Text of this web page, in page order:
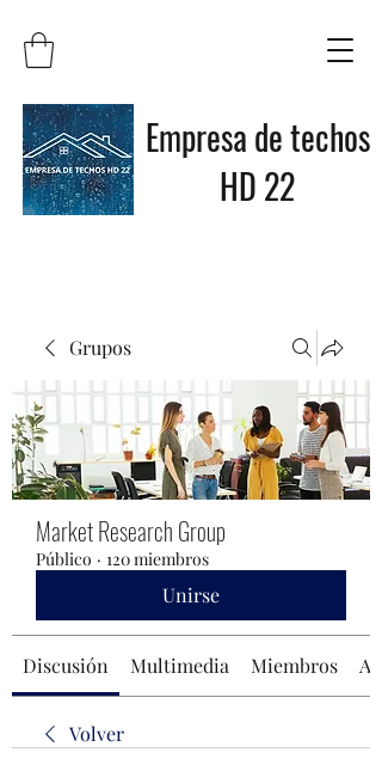
Empresa de techos
HD 22
Grupos
Market Research Group
Público · 120 miembros
Unirse
Discusión Multimedia Miembros
Volver